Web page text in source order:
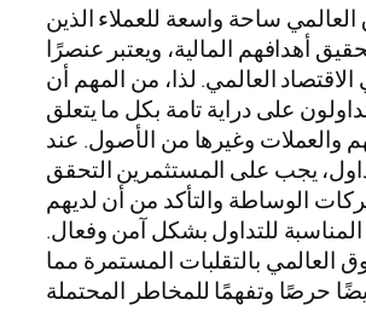
ساحة واسعة للعملاء الذين
أهدافهم المالية، ويعتبر عنصرًا
العالمي. لذا، من المهم أن
على دراية تامة بكل ما يتعلق
والعملات وغيرها من الأصول. عند
يجب على المستثمرين التحقق
الوساطة والتأكد من أن لديهم
للتداول بشكل آمن وفعال.
العالمي بالتقلبات المستمرة مما